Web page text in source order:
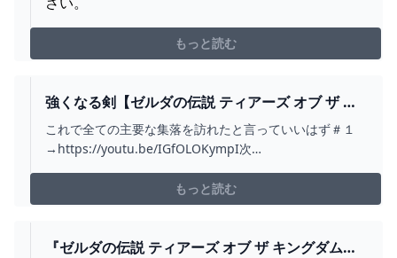
もっと読む
強くなる剣【ゼルダの伝説 ティアーズ オブ ザ キ
ングダム】＃７４ - YOUTUBE
これで全ての主要な集落を訪れたと言っていいはず＃１
→https://youtu.be/IGfOLOKympI次
http://twitter.com/ushizawa【ゼルダの伝説ティアキン
再生リスト】https://www.youtub...
もっと読む
『ゼルダの伝説 ティアーズ オブ ザ キングダム』